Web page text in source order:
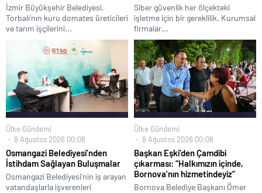
İzmir Büyükşehir Belediyesi,
Torbalı’nın kuru domates üreticileri
ve tarım işçilerini...
Siber güvenlik her ölçekteki
işletme için bir gereklilik. Kurumsal
firmalar...
Ülke Gündemi
8 Ağustos 2026 00:08
Osmangazi Belediyesi’nden
İstihdam Sağlayan Buluşmalar
Osmangazi Belediyesi’nin iş arayan
vatandaşlarla işverenleri
Ülke Gündemi
8 Ağustos 2026 00:08
Başkan Eşki’den Çamdibi
çıkarması: “Halkımızın içinde,
Bornova’nın hizmetindeyiz”
Bornova Belediye Başkanı Ömer